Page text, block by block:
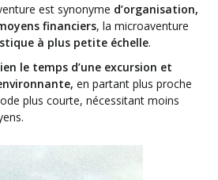
est synonyme d’organisation,
financiers, la microaventure
à plus petite échelle.
le temps d’une excursion et
en partant plus proche
plus courte, nécessitant moins